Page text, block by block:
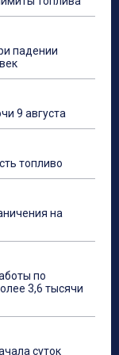
падении
9 августа
топливо
на
по
3,6 тысячи
суток